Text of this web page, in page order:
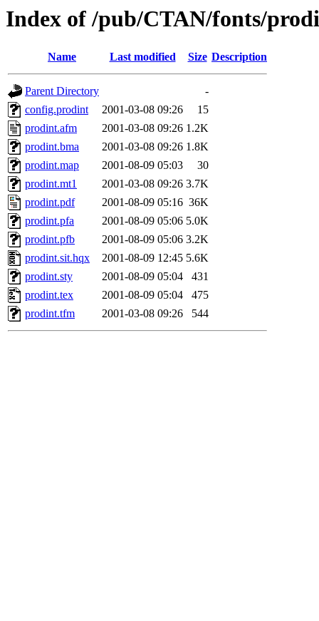
Index of /pub/CTAN/fonts/
Name Last modified Size Description
Parent Directory
-
config.prodint
2001-03-08 09:26
15
prodint.afm
2001-03-08 09:26 1.2K
prodint.bma
2001-03-08 09:26 1.8K
prodint.map
2001-08-09 05:03
30
prodint.mt1
2001-03-08 09:26 3.7K
prodint.pdf
2001-08-09 05:16 36K
prodint.pfa
2001-08-09 05:06 5.0K
prodint.pfb
2001-08-09 05:06 3.2K
prodint.sit.hqx
2001-08-09 12:45 5.6K
prodint.sty
2001-08-09 05:04
431
prodint.tex
2001-08-09 05:04
475
prodint.tfm
2001-03-08 09:26 544